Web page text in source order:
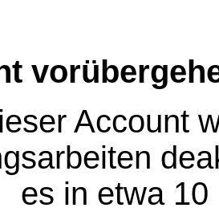
Account
es in etwa